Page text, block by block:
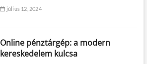
július 12, 2024
Online pénztárgép: a modern
kereskedelem kulcsa